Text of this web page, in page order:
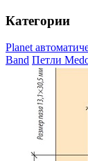
Категории
Planet
Band Петли